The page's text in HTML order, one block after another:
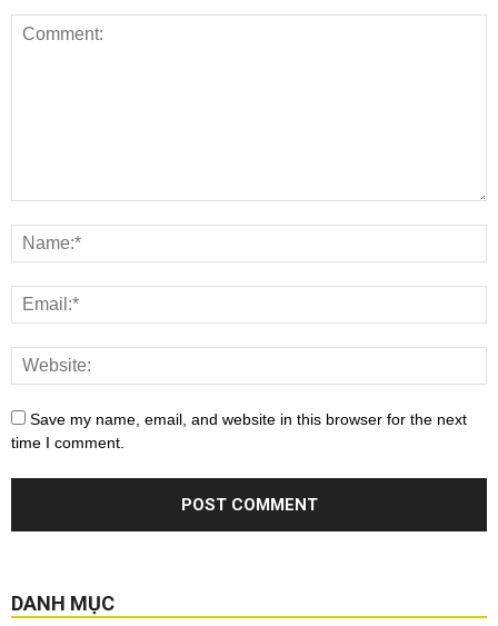
Save my name, email, and website in this browser for the next
time I comment.
DANH MỤC